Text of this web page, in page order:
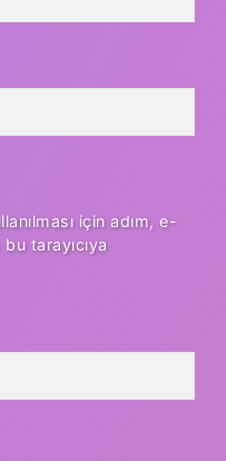
için adım, e-
tarayıcıya